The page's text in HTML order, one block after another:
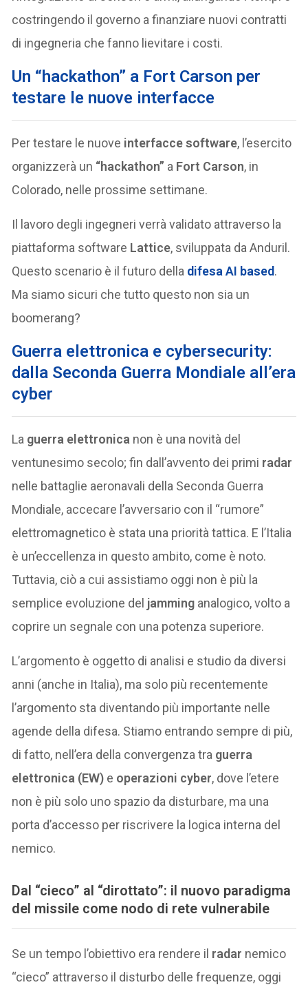
costringendo il governo a finanziare nuovi contratti
di ingegneria che fanno lievitare i costi.
Un “hackathon” a Fort Carson per
testare le nuove interfacce
Per testare le nuove interfacce software, l’esercito
organizzerà un “hackathon” a Fort Carson, in
Colorado, nelle prossime settimane.
Il lavoro degli ingegneri verrà validato attraverso la
piattaforma software Lattice, sviluppata da Anduril.
Questo scenario è il futuro della difesaAI based.
Ma siamo sicuri che tutto questo non sia un
boomerang?
Guerra elettronica e cybersecurity:
dalla Seconda Guerra Mondiale all’era
cyber
La guerra elettronica non è una novità del
ventunesimo secolo; fin dall’avvento dei primi radar
nelle battaglie aeronavali della Seconda Guerra
Mondiale, accecare l’avversario con il “rumore”
elettromagnetico è stata una priorità tattica. E l’Italia
è un’eccellenza in questo ambito, come è noto.
Tuttavia, ciò a cui assistiamo oggi non è più la
semplice evoluzione del jamming analogico, volto a
coprire un segnale con una potenza superiore.
L’argomento è oggetto di analisi e studio da diversi
anni (anche in Italia), ma solo più recentemente
l’argomento sta diventando più importante nelle
agende della difesa. Stiamo entrando sempre di più,
di fatto, nell’era della convergenza tra guerra
elettronica (EW) e operazioni cyber, dove l’etere
non è più solo uno spazio da disturbare, ma una
porta d’accesso per riscrivere la logica interna del
nemico.
Dal “cieco” al “dirottato”: il nuovo paradigma
del missile come nodo di rete vulnerabile
Se un tempo l’obiettivo era rendere il radar nemico
“cieco” attraverso il disturbo delle frequenze, oggi